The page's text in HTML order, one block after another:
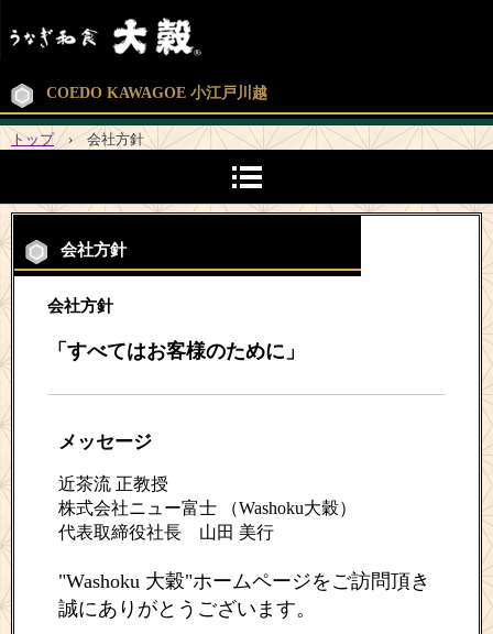
COEDO KAWAGOE 小江戸川越
トップ › 会社方針
会社方針
会社方針
「すべてはお客様のために」
メッセージ
近茶流 正教授
株式会社ニュー富士 （Washoku大穀）
代表取締役社長 山田 美行
"Washoku 大穀"ホームページをご訪問頂き
誠にありがとうございます。